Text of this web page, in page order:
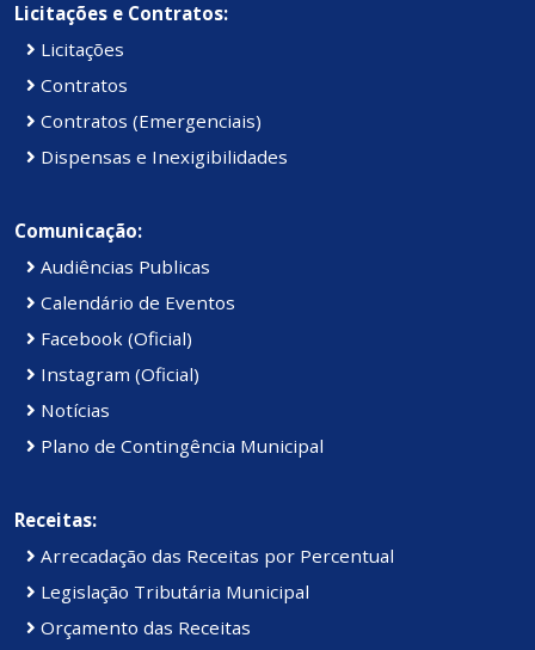
Licitações e Contratos:
Licitações
Contratos
Contratos (Emergenciais)
Dispensas e Inexigibilidades
Comunicação:
Audiências Publicas
Calendário de Eventos
Facebook (Oficial)
Instagram (Oficial)
Notícias
Plano de Contingência Municipal
Receitas:
Arrecadação das Receitas por Percentual
Legislação Tributária Municipal
Orçamento das Receitas